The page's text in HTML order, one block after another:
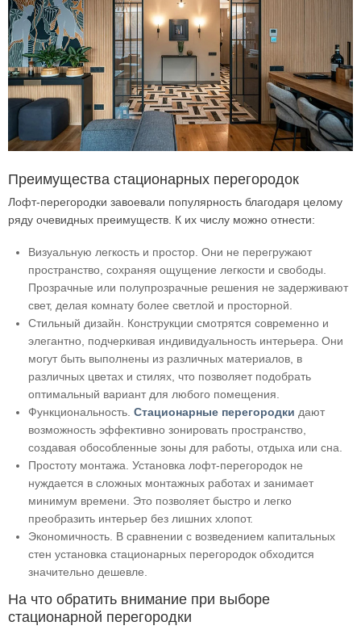
Преимущества стационарных перегородок
Лофт-перегородки завоевали популярность благодаря целому
ряду очевидных преимуществ. К их числу можно отнести:
Визуальную легкость и простор. Они не перегружают
пространство, сохраняя ощущение легкости и свободы.
Прозрачные или полупрозрачные решения не задерживают
свет, делая комнату более светлой и просторной.
Стильный дизайн. Конструкции смотрятся современно и
элегантно, подчеркивая индивидуальность интерьера. Они
могут быть выполнены из различных материалов, в
различных цветах и стилях, что позволяет подобрать
оптимальный вариант для любого помещения.
Функциональность. Стационарные перегородки дают
возможность эффективно зонировать пространство,
создавая обособленные зоны для работы, отдыха или сна.
Простоту монтажа. Установка лофт-перегородок не
нуждается в сложных монтажных работах и занимает
минимум времени. Это позволяет быстро и легко
преобразить интерьер без лишних хлопот.
Экономичность. В сравнении с возведением капитальных
стен установка стационарных перегородок обходится
значительно дешевле.
На что обратить внимание при выборе
стационарной перегородки